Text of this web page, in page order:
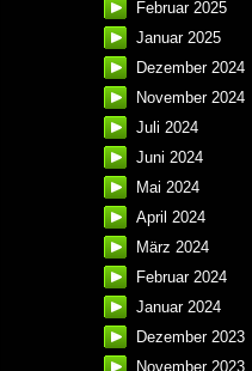
Februar 2025
Januar 2025
Dezember 2024
November 2024
Juli 2024
Juni 2024
Mai 2024
April 2024
März 2024
Februar 2024
Januar 2024
Dezember 2023
November 2023